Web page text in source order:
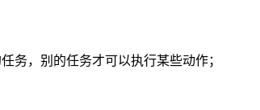
务，别的任务才可以执行某些动作；